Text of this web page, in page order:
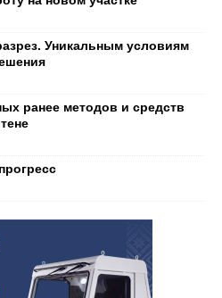
Уникальным условиям
ранее методов и средств